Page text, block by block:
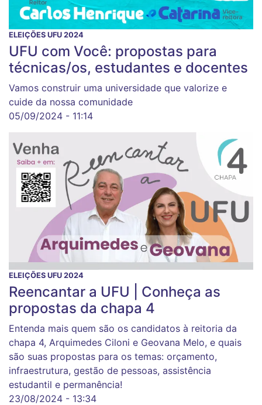
ELEIÇÕES UFU 2024
UFU com Você: propostas para
técnicas/os, estudantes e docentes
Vamos construir uma universidade que valorize e
cuide da nossa comunidade
05/09/2024 - 11:14
ELEIÇÕES UFU 2024
Reencantar a UFU | Conheça as
propostas da chapa 4
Entenda mais quem são os candidatos à reitoria da
chapa 4, Arquimedes Ciloni e Geovana Melo, e quais
são suas propostas para os temas: orçamento,
infraestrutura, gestão de pessoas, assistência
estudantil e permanência!
23/08/2024 - 13:34